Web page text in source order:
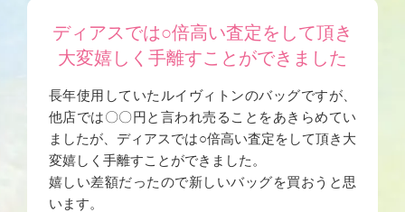
ディアスでは○倍高い査定をして頂き
大変嬉しく手離すことができました
長年使用していたルイヴィトンのバッグですが、
他店では〇〇円と言われ売ることをあきらめてい
ましたが、ディアスでは○倍高い査定をして頂き大
変嬉しく手離すことができました。
嬉しい差額だったので新しいバッグを買おうと思
います。